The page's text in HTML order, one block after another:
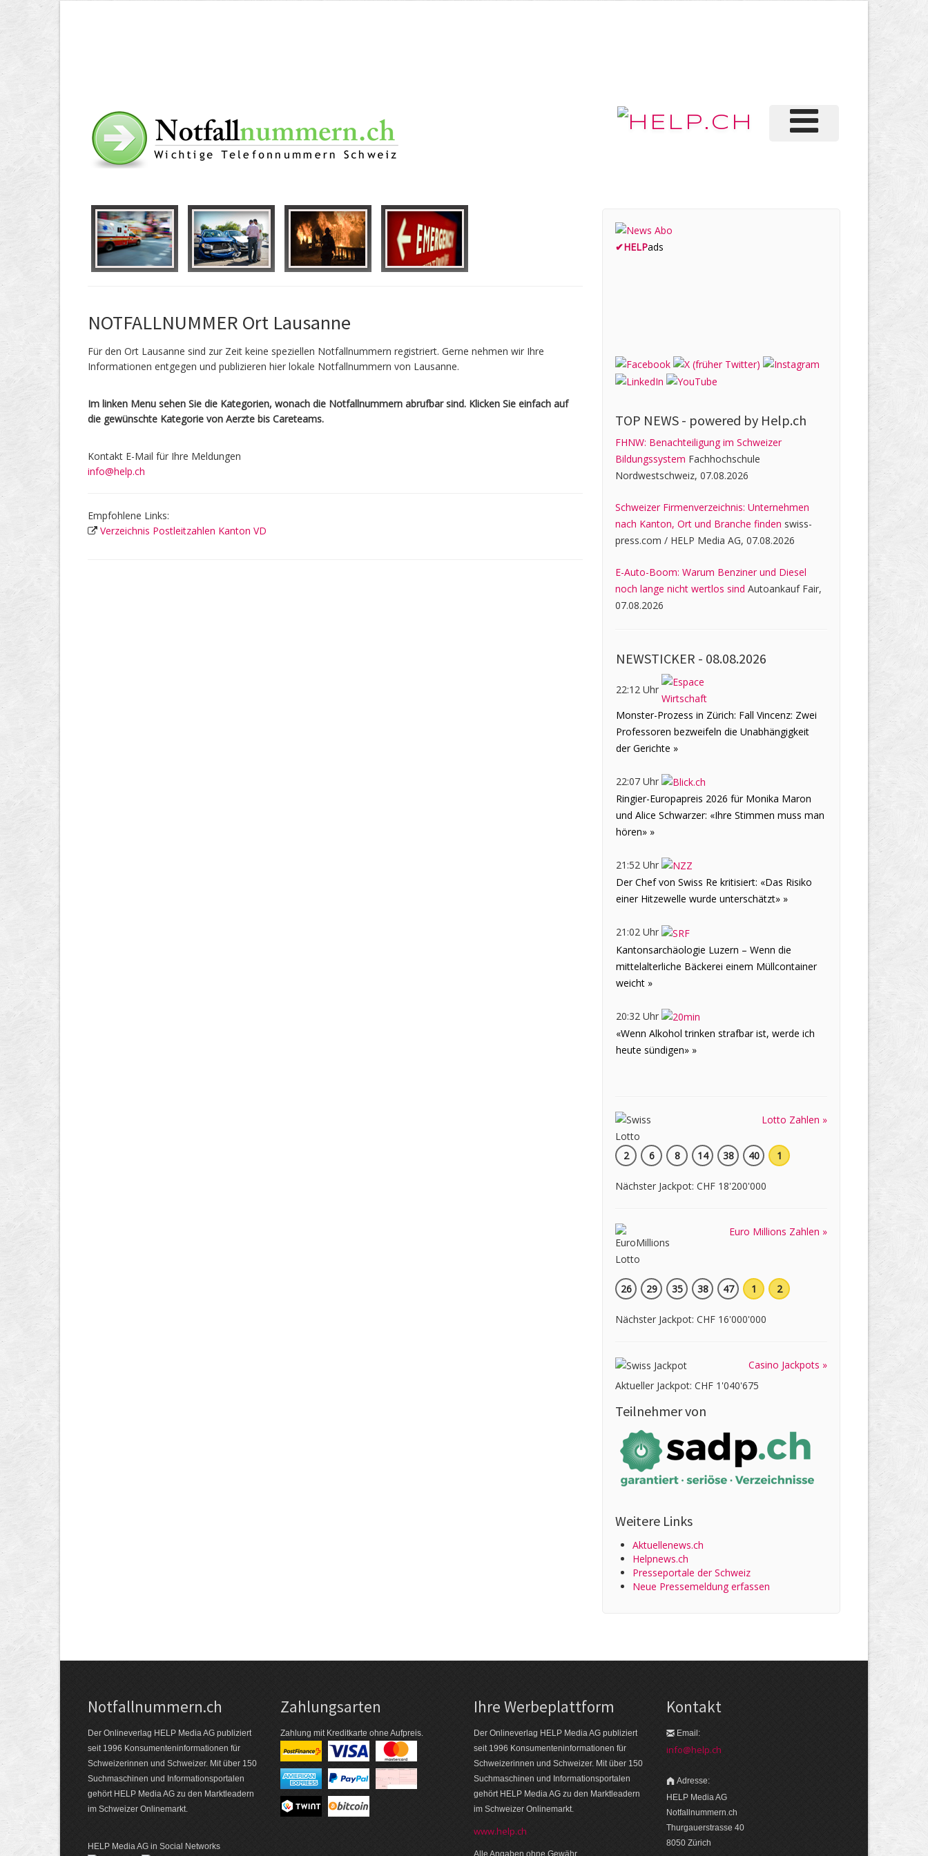
NOTFALLNUMMER Ort Lausanne
Für den Ort Lausanne sind zur Zeit keine speziellen Notfallnummern registriert. Gerne nehmen wir Ihre
Informationen entgegen und publizieren hier lokale Notfallnummern von Lausanne.
Im linken Menu sehen Sie die Kategorien, wonach die Notfallnummern abrufbar sind. Klicken Sie einfach auf
die gewünschte Kategorie von Aerzte bis Careteams.
Kontakt E-Mail für Ihre Meldungen
info@help.ch
Empfohlene Links:
Verzeichnis Postleitzahlen Kanton VD
✔HELPads
TOP NEWS - powered by Help.ch
FHNW: Benachteiligung im Schweizer
Bildungssystem Fachhochschule
Nordwestschweiz, 07.08.2026
Schweizer Firmenverzeichnis: Unternehmen
nach Kanton, Ort und Branche finden swiss-
press.com / HELP Media AG, 07.08.2026
E-Auto-Boom: Warum Benziner und Diesel
noch lange nicht wertlos sind Autoankauf Fair,
07.08.2026
NEWSTICKER - 08.08.2026
22:12 Uhr
Monster-Prozess in Zürich: Fall Vincenz: Zwei
Professoren bezweifeln die Unabhängigkeit
der Gerichte »
22:07 Uhr
Ringier-Europapreis 2026 für Monika Maron
und Alice Schwarzer: «Ihre Stimmen muss man
hören» »
21:52 Uhr
Der Chef von Swiss Re kritisiert: «Das Risiko
einer Hitzewelle wurde unterschätzt» »
21:02 Uhr
Kantonsarchäologie Luzern – Wenn die
mittelalterliche Bäckerei einem Müllcontainer
weicht »
20:32 Uhr
«Wenn Alkohol trinken strafbar ist, werde ich
heute sündigen» »
Lotto Zahlen »
2 6 8 14 38 40 1
Nächster Jackpot: CHF 18'200'000
Euro Millions Zahlen »
26 29 35 38 47 1 2
Nächster Jackpot: CHF 16'000'000
Casino Jackpots »
Aktueller Jackpot: CHF 1'040'675
Teilnehmer von
Weitere Links
Aktuellenews.ch
Helpnews.ch
Presseportale der Schweiz
Neue Pressemeldung erfassen
Notfallnummern.ch
Der Onlineverlag HELP Media AG publiziert
seit 1996 Konsumenten­informationen für
Schweizerinnen und Schweizer. Mit über 150
Suchmaschinen und Informations­portalen
gehört HELP Media AG zu den Marktleadern
im Schweizer Onlinemarkt.
HELP Media AG in Social Networks
Zahlungsarten
Zahlung mit Kreditkarte ohne Aufpreis.
Ihre Werbeplattform
Der Onlineverlag HELP Media AG publiziert
seit 1996 Konsumenten­informationen für
Schweizerinnen und Schweizer. Mit über 150
Suchmaschinen und Informations­portalen
gehört HELP Media AG zu den Markt­leadern
im Schweizer Onlinemarkt.
www.help.ch
Alle Angaben ohne Gewähr
Kontakt
Email:
info@help.ch
Adresse:
HELP Media AG
Notfallnummern.ch
Thurgauerstrasse 40
8050 Zürich